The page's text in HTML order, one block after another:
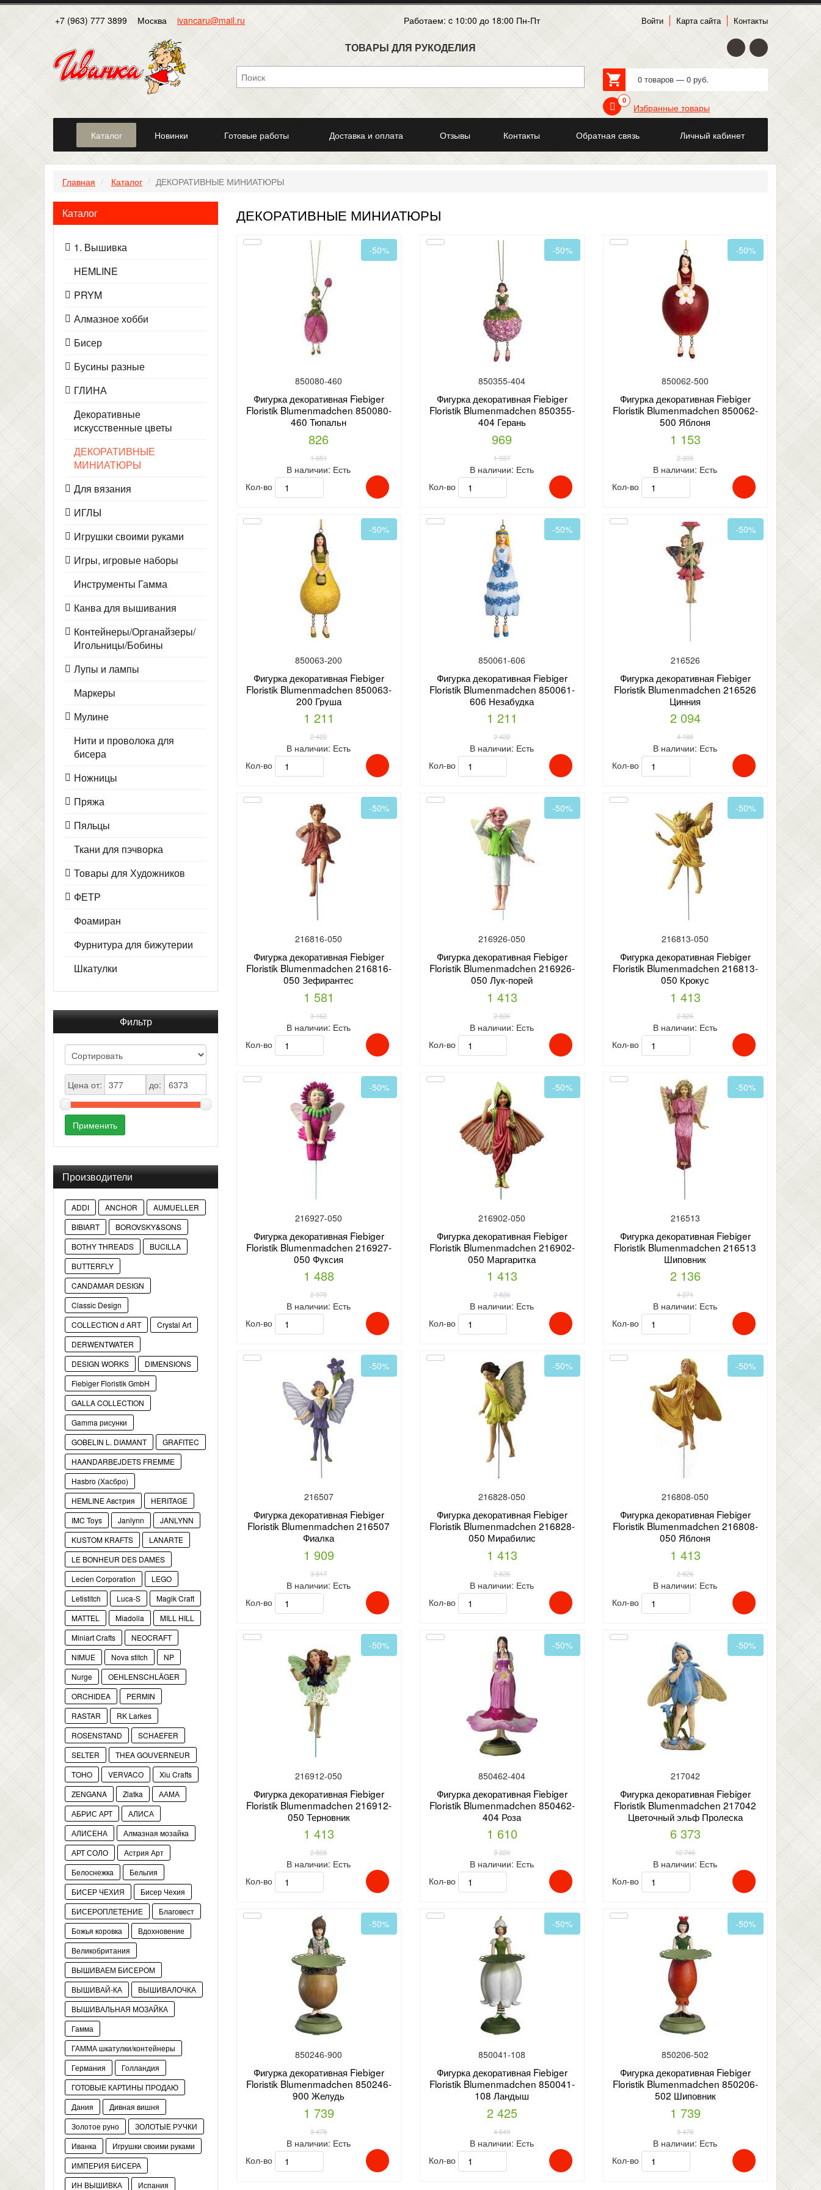
+7 (963) 777 3899 Москва ivancaru@mail.ru Работаем: c 10:00 до 18:00 Пн-Пт Войти Карта сайта Контакты
ТОВАРЫ ДЛЯ РУКОДЕЛИЯ
0 товаров — 0 руб.
0
Избранные товары
Каталог Новинки Готовые работы Доставка и оплата Отзывы Контакты Обратная связь Личный кабинет
Главная Каталог ДЕКОРАТИВНЫЕ МИНИАТЮРЫ
Каталог
1. Вышивка
HEMLINE
PRYM
Алмазное хобби
Бисер
Бусины разные
ГЛИНА
Декоративные
искусственные цветы
ДЕКОРАТИВНЫЕ
МИНИАТЮРЫ
Для вязания
ИГЛЫ
Игрушки своими руками
Игры, игровые наборы
Инструменты Гамма
Канва для вышивания
Контейнеры/Органайзеры/
Игольницы/Бобины
Лупы и лампы
Маркеры
Мулине
Нити и проволока для
бисера
Ножницы
Пряжа
Пяльцы
Ткани для пэчворка
Товары для Художников
ФЕТР
Фоамиран
Фурнитура для бижутерии
Шкатулки
Фильтр
Цена от: до:
Применить
Производители
ADDI ANCHOR
AUMUELLER
BIBIART
BOROVSKY&SONS
BOTHY THREADS
BUCILLA
BUTTERFLY
CANDAMAR DESIGN
Classic Design
COLLECTION d ART
Crystal Art
DERWENTWATER
DESIGN WORKS
DIMENSIONS
Fiebiger Floristik GmbH
GALLA COLLECTION
Gamma рисунки
GOBELIN L. DIAMANT
GRAFITEC
HAANDARBEJDETS FREMME
Hasbro (Хасбро)
HEMLINE Австрия
HERITAGE
IMC Toys
Janlynn
JANLYNN
KUSTOM KRAFTS
LANARTE
LE BONHEUR DES DAMES
Lecien Corporation
LEGO
Letistitch
Luca-S
Magik Craft
MATTEL
Miadolla
MILL HILL
Miniart Crafts
NEOCRAFT
NIMUE
Nova stitch
NP
Nurge
OEHLENSCHLÄGER
ORCHIDEA
PERMIN
RASTAR
RK Larkes
ROSENSTAND
SCHAEFER
SELTER
THEA GOUVERNEUR
TOHO
VERVACO
Xiu Crafts
ZENGANA
Zlatka
ААМА
АБРИС АРТ
АЛИСА
АЛИСЕНА
Алмазная мозайка
АРТ СОЛО
Астрия Арт
Белоснежка
Бельгия
БИСЕР ЧЕХИЯ
Бисер Чехия
БИСЕРОПЛЕТЕНИЕ
Благовест
Божья коровка
Вдохновение
Великобритания
ВЫШИВАЕМ БИСЕРОМ
ВЫШИВАЙ-КА
ВЫШИВАЛОЧКА
ВЫШИВАЛЬНАЯ МОЗАЙКА
Гамма
ГАММА шкатулки/контейнеры
Германия
Голландия
ГОТОВЫЕ КАРТИНЫ ПРОДАЮ
Дания
Дивная вишня
Золотое руно
ЗОЛОТЫЕ РУЧКИ
Иванка
Игрушки своими руками
ИМПЕРИЯ БИСЕРА
ИН ВЫШИВКА
Испания
ДЕКОРАТИВНЫЕ МИНИАТЮРЫ
-50%
850080-460
Фигурка декоративная Fiebiger
Floristik Blumenmadchen 850080-
460 Тюпальн
826
1 651
В наличии: Есть
Кол-во
-50%
850355-404
Фигурка декоративная Fiebiger
Floristik Blumenmadchen 850355-
404 Герань
969
1 937
В наличии: Есть
Кол-во
-50%
850062-500
Фигурка декоративная Fiebiger
Floristik Blumenmadchen 850062-
500 Яблоня
1 153
2 305
В наличии: Есть
Кол-во
-50%
850063-200
Фигурка декоративная Fiebiger
Floristik Blumenmadchen 850063-
200 Груша
1 211
2 422
В наличии: Есть
Кол-во
-50%
850061-606
Фигурка декоративная Fiebiger
Floristik Blumenmadchen 850061-
606 Незабудка
1 211
2 422
В наличии: Есть
Кол-во
-50%
216526
Фигурка декоративная Fiebiger
Floristik Blumenmadchen 216526
Цинния
2 094
4 188
В наличии: Есть
Кол-во
-50%
216816-050
Фигурка декоративная Fiebiger
Floristik Blumenmadchen 216816-
050 Зефирантес
1 581
3 162
В наличии: Есть
Кол-во
-50%
216926-050
Фигурка декоративная Fiebiger
Floristik Blumenmadchen 216926-
050 Лук-порей
1 413
2 826
В наличии: Есть
Кол-во
-50%
216813-050
Фигурка декоративная Fiebiger
Floristik Blumenmadchen 216813-
050 Крокус
1 413
2 826
В наличии: Есть
Кол-во
-50%
216927-050
Фигурка декоративная Fiebiger
Floristik Blumenmadchen 216927-
050 Фуксия
1 488
2 975
В наличии: Есть
Кол-во
-50%
216902-050
Фигурка декоративная Fiebiger
Floristik Blumenmadchen 216902-
050 Маргаритка
1 413
2 826
В наличии: Есть
Кол-во
-50%
216513
Фигурка декоративная Fiebiger
Floristik Blumenmadchen 216513
Шиповник
2 136
4 271
В наличии: Есть
Кол-во
-50%
216507
Фигурка декоративная Fiebiger
Floristik Blumenmadchen 216507
Фиалка
1 909
3 817
В наличии: Есть
Кол-во
-50%
216828-050
Фигурка декоративная Fiebiger
Floristik Blumenmadchen 216828-
050 Мирабилис
1 413
2 826
В наличии: Есть
Кол-во
-50%
216808-050
Фигурка декоративная Fiebiger
Floristik Blumenmadchen 216808-
050 Яблоня
1 413
2 826
В наличии: Есть
Кол-во
-50%
216912-050
Фигурка декоративная Fiebiger
Floristik Blumenmadchen 216912-
050 Терновник
1 413
2 826
В наличии: Есть
Кол-во
-50%
850462-404
Фигурка декоративная Fiebiger
Floristik Blumenmadchen 850462-
404 Роза
1 610
3 220
В наличии: Есть
Кол-во
-50%
217042
Фигурка декоративная Fiebiger
Floristik Blumenmadchen 217042
Цветочный эльф Пролеска
6 373
12 746
В наличии: Есть
Кол-во
-50%
850246-900
Фигурка декоративная Fiebiger
Floristik Blumenmadchen 850246-
900 Желудь
1 739
3 478
В наличии: Есть
Кол-во
-50%
850041-108
Фигурка декоративная Fiebiger
Floristik Blumenmadchen 850041-
108 Ландыш
2 425
4 849
В наличии: Есть
Кол-во
-50%
850206-502
Фигурка декоративная Fiebiger
Floristik Blumenmadchen 850206-
502 Шиповник
1 739
3 478
В наличии: Есть
Кол-во